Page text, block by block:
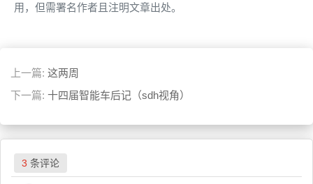
用，但需署名作者且注明文章出处。
上一篇: 这两周
下一篇: 十四届智能车后记（sdh视角）
3 条评论